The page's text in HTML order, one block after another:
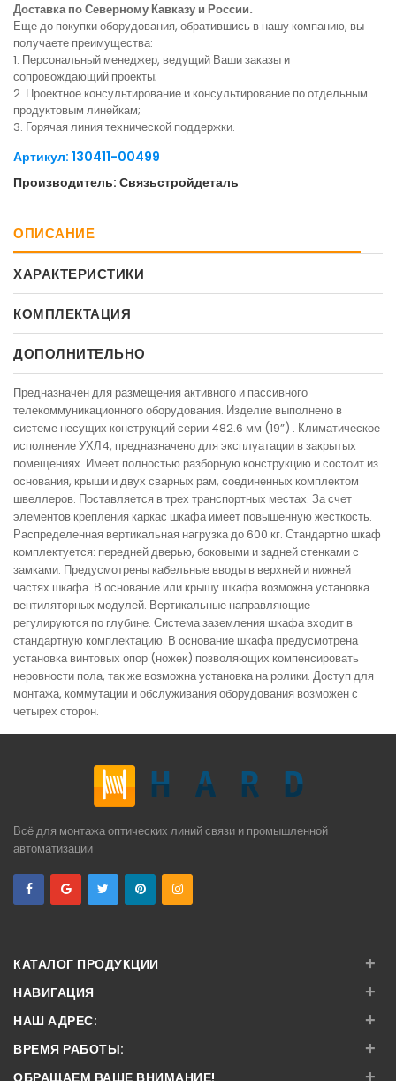
Доставка по Северному Кавказу и России.
Еще до покупки оборудования, обратившись в нашу компанию, вы
получаете преимущества:
1. Персональный менеджер, ведущий Ваши заказы и
сопровождающий проекты;
2. Проектное консультирование и консультирование по отдельным
продуктовым линейкам;
3. Горячая линия технической поддержки.
Артикул: 130411-00499
Производитель: Связьстройдеталь
ОПИСАНИЕ
ХАРАКТЕРИСТИКИ
КОМПЛЕКТАЦИЯ
ДОПОЛНИТЕЛЬНО
Предназначен для размещения активного и пассивного
телекоммуникационного оборудования. Изделие выполнено в
системе несущих конструкций серии 482.6 мм (19”) . Климатическое
исполнение УХЛ4, предназначено для эксплуатации в закрытых
помещениях. Имеет полностью разборную конструкцию и состоит из
основания, крыши и двух сварных рам, соединенных комплектом
швеллеров. Поставляется в трех транспортных местах. За счет
элементов крепления каркас шкафа имеет повышенную жесткость.
Распределенная вертикальная нагрузка до 600 кг. Стандартно шкаф
комплектуется: передней дверью, боковыми и задней стенками с
замками. Предусмотрены кабельные вводы в верхней и нижней
частях шкафа. В основание или крышу шкафа возможна установка
вентиляторных модулей. Вертикальные направляющие
регулируются по глубине. Система заземления шкафа входит в
стандартную комплектацию. В основание шкафа предусмотрена
установка винтовых опор (ножек) позволяющих компенсировать
неровности пола, так же возможна установка на ролики. Доступ для
монтажа, коммутации и обслуживания оборудования возможен с
четырех сторон.
Всё для монтажа оптических линий связи и промышленной
автоматизации
КАТАЛОГ ПРОДУКЦИИ +
НАВИГАЦИЯ +
НАШ АДРЕС: +
ВРЕМЯ РАБОТЫ: +
+